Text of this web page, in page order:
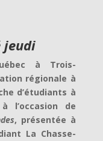
jeudi
à Trois-
régionale à
d’étudiants à
l’occasion de
, présentée à
La Chasse-